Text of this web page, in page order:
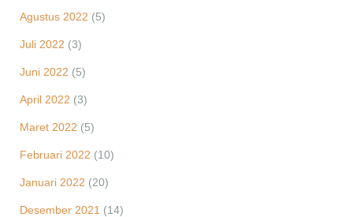
Agustus 2022 (5)
Juli 2022 (3)
Juni 2022 (5)
April 2022 (3)
Maret 2022 (5)
Februari 2022 (10)
Januari 2022 (20)
Desember 2021 (14)